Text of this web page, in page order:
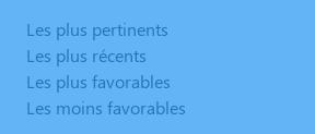
Les plus pertinents
Les plus récents
Les plus favorables
Les moins favorables